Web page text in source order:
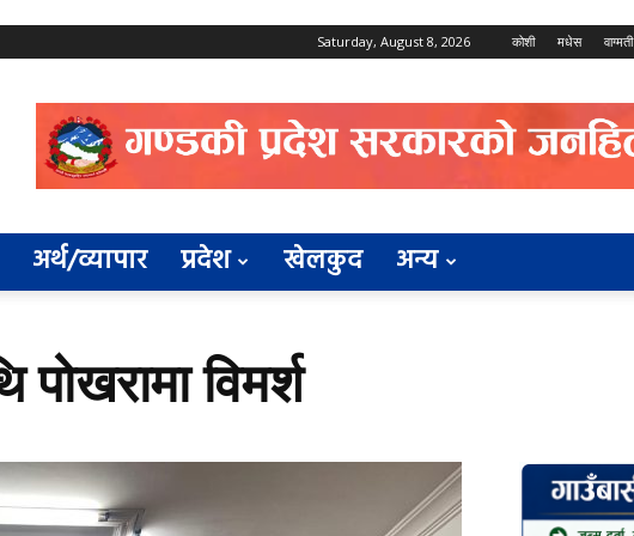
Saturday, August 8, 2026 कोशी मधेस वाग्मती
अर्थ/व्यापार प्रदेश खेलकुद अन्य
पोखरामा विमर्श